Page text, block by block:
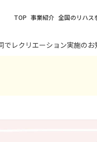
でレクリエーション実施のお
TOP 事業紹介 全国のリハス
東北エリア